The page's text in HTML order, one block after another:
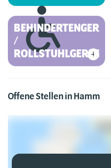
/
ROLLSTUHLGERECHT
Offene Stellen in Hamm